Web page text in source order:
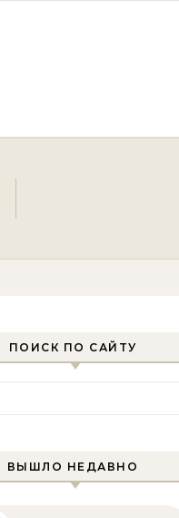
ПОИСК ПО САЙТУ
ВЫШЛО НЕДАВНО